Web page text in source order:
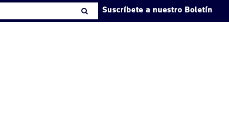
Suscríbete a nuestro Boletín